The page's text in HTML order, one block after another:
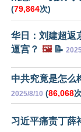
(79,864次)
华日：刘建超返
逼宫？ 🖼️📝
中共究竟是怎么
2025/8/10 (86,068
习近平痛责丁薛